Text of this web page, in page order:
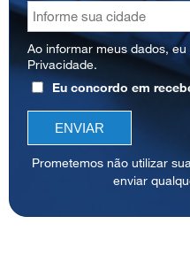
Ao informar meus dados,
Privacidade.
Eu concordo em
Prometemos não utilizar
enviar